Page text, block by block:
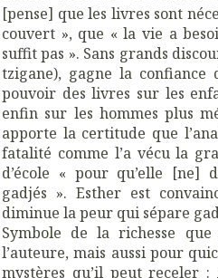
[pense] que les livres sont
couvert », que « la vie a
suffit pas ». Sans grands
tzigane), gagne la confiance
pouvoir des livres sur les
enfin sur les hommes plus
apporte la certitude que
fatalité comme l’a vécu la
d’école « pour qu’elle [ne]
gadjés ». Esther est
diminue la peur qui sépare
Symbole de la richesse
l’auteure, mais aussi pour
mystères qu’il peut receler